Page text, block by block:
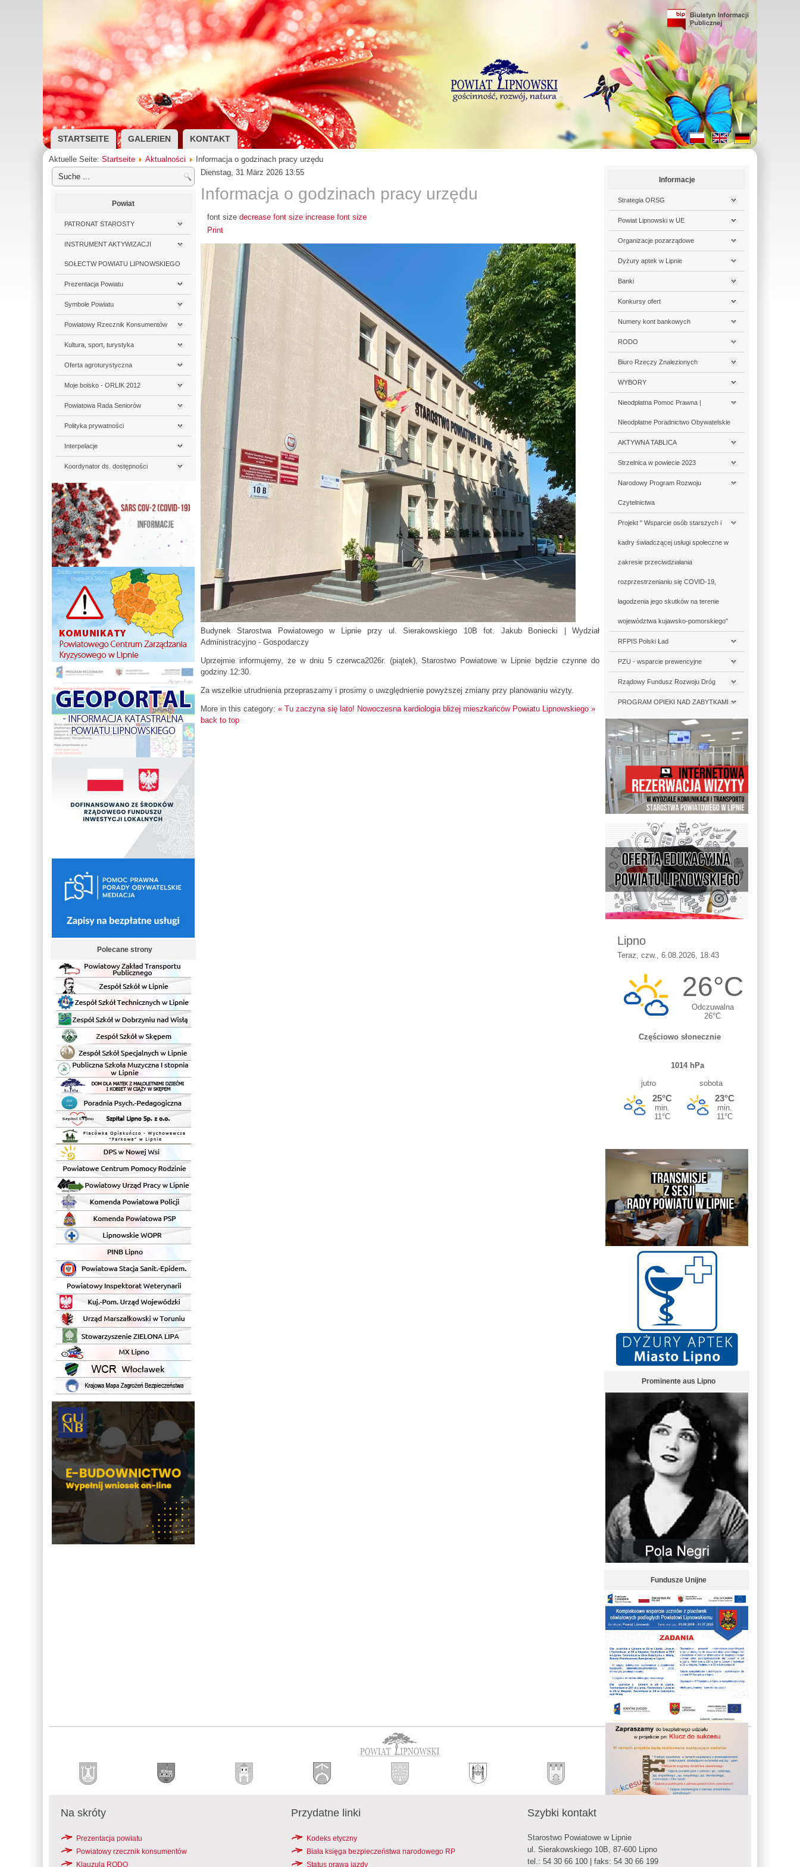
STARTSEITE GALERIEN KONTAKT
Aktuelle Seite: Startseite Aktualności Informacja o godzinach pracy urzędu
Powiat
PATRONAT STAROSTY
INSTRUMENT AKTYWIZACJI
SOŁECTW POWIATU LIPNOWSKIEGO
Prezentacja Powiatu
Symbole Powiatu
Powiatowy Rzecznik Konsumentów
Kultura, sport, turystyka
Oferta agroturystyczna
Moje boisko - ORLIK 2012
Powiatowa Rada Seniorów
Polityka prywatności
Interpelacje
Koordynator ds. dostępności
Polecane strony
Dienstag, 31 März 2026 13:55
Informacja o godzinach pracy urzędu
font size decrease font size increase font size
Print
Budynek Starostwa Powiatowego w Lipnie przy ul. Sierakowskiego 10B
fot. Jakub Boniecki | Wydział
Administracyjno - Gospodarczy
Uprzejmie informujemy, że w dniu 5 czerwca2026r. (piątek), Starostwo Powiatowe w Lipnie będzie czynne do
godziny 12:30.
Za wszelkie utrudnienia przepraszamy i prosimy o uwzględnienie powyższej zmiany przy planowaniu wizyty.
More in this category: « Tu zaczyna się lato! Nowoczesna kardiologia bliżej mieszkańców Powiatu Lipnowskiego »
back to top
Informacje
Strategia ORSG
Powiat Lipnowski w UE
Organizacje pozarządowe
Dyżury aptek w Lipnie
Banki
Konkursy ofert
Numery kont bankowych
RODO
Biuro Rzeczy Znalezionych
WYBORY
Nieodpłatna Pomoc Prawna |
Nieodpłatne Poradnictwo Obywatelskie
AKTYWNA TABLICA
Strzelnica w powiecie 2023
Narodowy Program Rozwoju
Czytelnictwa
Projekt " Wsparcie osób starszych i
kadry świadczącej usługi społeczne w
zakresie przeciwdziałania
rozprzestrzenianiu się COVID-19,
łagodzenia jego skutków na terenie
województwa kujawsko-pomorskiego"
RFPIS Polski Ład
PZU - wsparcie prewencyjne
Rządowy Fundusz Rozwoju Dróg
PROGRAM OPIEKI NAD ZABYTKAMI
Prominente aus Lipno
Fundusze Unijne
Na skróty
Prezentacja powiatu
Powiatowy rzecznik konsumentów
Klauzula RODO
Przydatne linki
Kodeks etyczny
Biała księga bezpieczeństwa narodowego RP
Status prawa jazdy
Szybki kontakt
Starostwo Powiatowe w Lipnie
ul. Sierakowskiego 10B, 87-600 Lipno
tel.: 54 30 66 100 | faks: 54 30 66 199